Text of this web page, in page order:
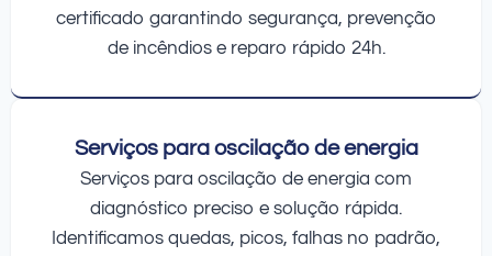
certificado garantindo segurança, prevenção
de incêndios e reparo rápido 24h.
Serviços para oscilação de energia
Serviços para oscilação de energia com
diagnóstico preciso e solução rápida.
Identificamos quedas, picos, falhas no padrão,